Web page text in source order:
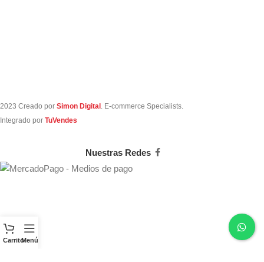
2023 Creado por Simon Digital . E-commerce Specialists.
Integrado por TuVendes
Nuestras Redes
CarritoMenú